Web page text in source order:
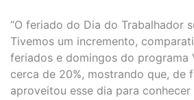
“O feriado do Dia do Trabalhador
Tivemos um incremento,
feriados e domingos do programa
cerca de 20%, mostrando que, de
aproveitou esse dia para